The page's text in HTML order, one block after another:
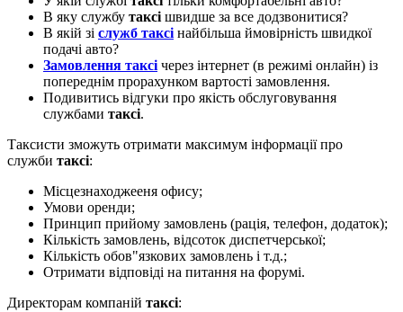
В яку службу таксі швидше за все додзвонитися?
В якій зі служб таксі найбільша ймовірність швидкої
подачі авто?
Замовлення таксі через інтернет (в режимі онлайн) із
попереднім прорахунком вартості замовлення.
Подивитись відгуки про якість обслуговування
службами таксі.
Таксисти зможуть отримати максимум інформації про
служби таксі:
Місцезнаходжееня офису;
Умови оренди;
Принцип прийому замовлень (рація, телефон, додаток);
Кількість замовлень, відсоток диспетчерської;
Кількість обов"язкових замовлень і т.д.;
Отримати відповіді на питання на форумі.
Директорам компаній таксі: